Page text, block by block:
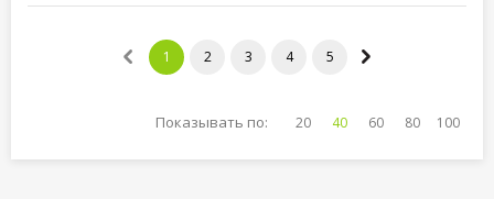
1 2 3 4 5
Показывать по: 20 40 60 80 100